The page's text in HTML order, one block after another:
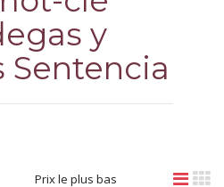
y
Sentencia
Prix le plus bas